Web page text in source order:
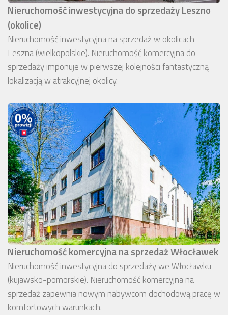
Nieruchomość inwestycyjna do sprzedaży Leszno
(okolice)
Nieruchomość inwestycyjna na sprzedaż w okolicach
Leszna (wielkopolskie). Nieruchomość komercyjna do
sprzedaży imponuje w pierwszej kolejności fantastyczną
lokalizacją w atrakcyjnej okolicy.
Nieruchomość komercyjna na sprzedaż Włocławek
Nieruchomość inwestycyjna do sprzedaży we Włocławku
(kujawsko-pomorskie). Nieruchomość komercyjna na
sprzedaż zapewnia nowym nabywcom dochodową pracę w
komfortowych warunkach.